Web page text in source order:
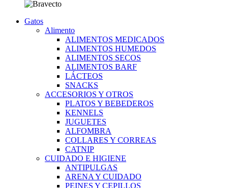
Gatos
Alimento
ALIMENTOS MEDICADOS
ALIMENTOS HUMEDOS
ALIMENTOS SECOS
ALIMENTOS BARF
LÁCTEOS
SNACKS
ACCESORIOS Y OTROS
PLATOS Y BEBEDEROS
KENNELS
JUGUETES
ALFOMBRA
COLLARES Y CORREAS
CATNIP
CUIDADO E HIGIENE
ANTIPULGAS
ARENA Y CUIDADO
PEINES Y CEPILLOS